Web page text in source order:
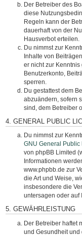
Der Betreiber des
diese
Regeln kann der
dauerhaft von der
Hausverbot erteilen.
Du nimmst zur
Inhalte von
er nicht zur Kenntnis
Benutzerkonto,
sperren.
Du gestattest dem
abzuändern, sofern
sind, dem Betreiber
4. GENERAL PUBLIC
Du nimmst zur
GNU General Public
von phpBB Limited
Informationen
www.phpbb.de zur
die Art und Weise,
insbesondere die
untersagen oder auf
5. GEWÄHRLEISTUNG
Der Betreiber haftet
und Gesundheit und